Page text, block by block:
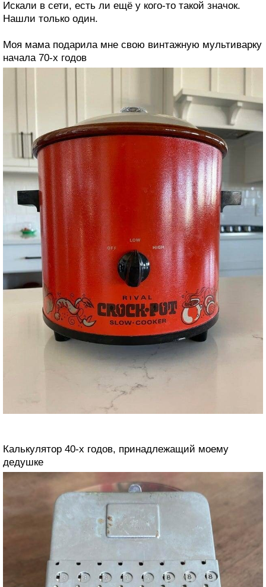
Искали в сети, есть ли ещё у кого-то такой значок.
Нашли только один.
Моя мама подарила мне свою винтажную мультиварку
начала 70-х годов
Калькулятор 40-х годов, принадлежащий моему
дедушке